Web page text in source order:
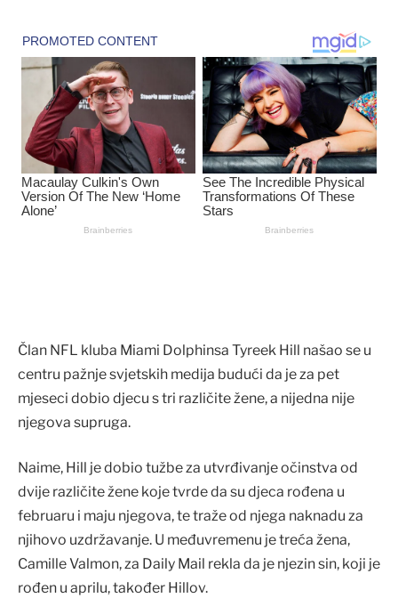
Član NFL kluba Miami Dolphinsa Tyreek Hill našao se u
centru pažnje svjetskih medija budući da je za pet
mjeseci dobio djecu s tri različite žene, a nijedna nije
njegova supruga.
Naime, Hill je dobio tužbe za utvrđivanje očinstva od
dvije različite žene koje tvrde da su djeca rođena u
februaru i maju njegova, te traže od njega naknadu za
njihovo uzdržavanje. U međuvremenu je treća žena,
Camille Valmon, za Daily Mail rekla da je njezin sin, koji je
rođen u aprilu, također Hillov.